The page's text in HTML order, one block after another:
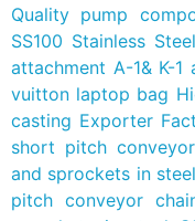
Quality pump
SS100 Stainless
attachment A-1& K-
vuitton laptop bag
casting Exporter
short pitch
and sprockets in steel
pitch conveyor